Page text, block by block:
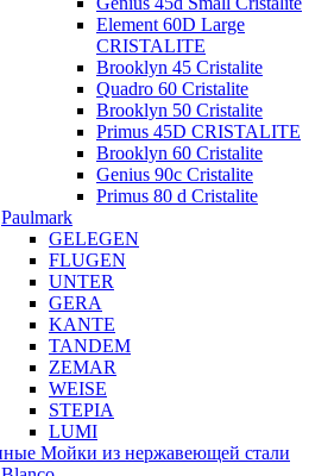
Element 60D Large
CRISTALITE
Brooklyn 45 Cristalite
Quadro 60 Cristalite
Brooklyn 50 Cristalite
Primus 45D CRISTALITE
Brooklyn 60 Cristalite
Genius 90c Cristalite
Primus 80 d Cristalite
Paulmark
GELEGEN
FLUGEN
UNTER
GERA
KANTE
TANDEM
ZEMAR
WEISE
STEPIA
LUMI
Мойки из нержавеющей стали